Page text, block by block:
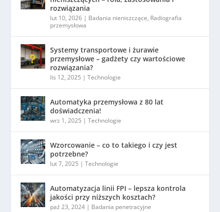
rozwiązania
lut 10, 2026 | Badania nieniszczące, Radiografia
przemysłowa
Systemy transportowe i żurawie
przemysłowe – gadżety czy wartościowe
rozwiązania?
lis 12, 2025 |Technologie
Automatyka przemysłowa z 80 lat
doświadczenia!
wrz 1, 2025 |Technologie
Wzorcowanie – co to takiego i czy jest
potrzebne?
lut 7, 2025 |Technologie
Automatyzacja linii FPI – lepsza kontrola
jakości przy niższych kosztach?
paź 23, 2024 | Badania penetracyjne